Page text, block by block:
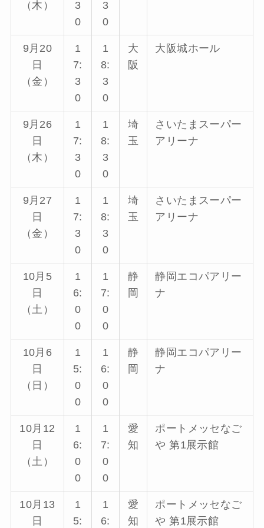
（木）
3
0
3
0
9月20
日
（金）
1
7:
3
0
1
8:
3
0
大
阪
大阪城ホール
9月26
日
（木）
1
7:
3
0
1
8:
3
0
埼
玉
さいたまスーパー
アリーナ
9月27
日
（金）
1
7:
3
0
1
8:
3
0
埼
玉
さいたまスーパー
アリーナ
10月5
日
（土）
1
6:
0
0
1
7:
0
0
静
岡
静岡エコパアリー
ナ
10月6
日
（日）
1
5:
0
0
1
6:
0
0
静
岡
静岡エコパアリー
ナ
10月12
日
（土）
1
6:
0
0
1
7:
0
0
愛
知
ポートメッセなご
や 第1展示館
10月13
日
1
5:
1
6:
愛
知
ポートメッセなご
や 第1展示館